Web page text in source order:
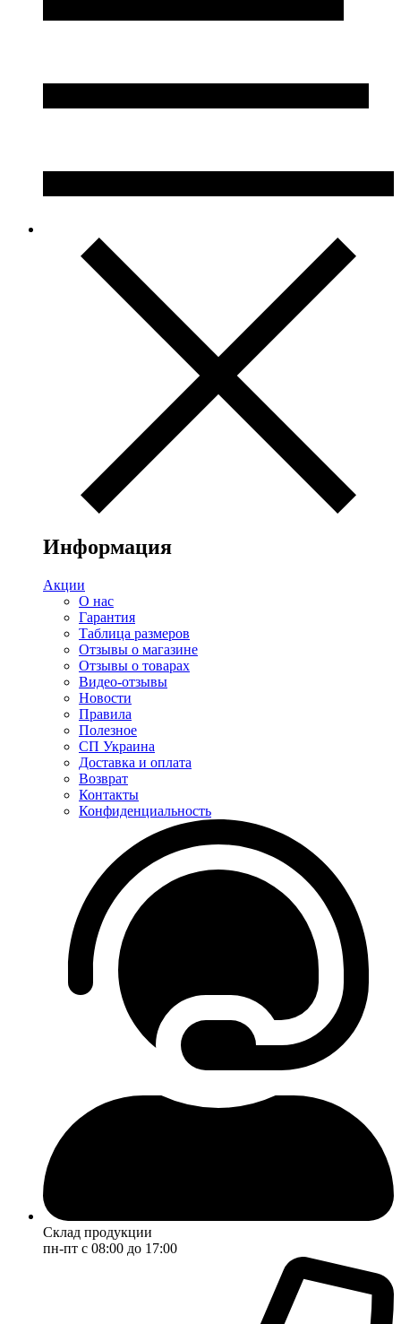
Информация
Акции
О нас
Гарантия
Таблица размеров
Отзывы о магазине
Отзывы о товарах
Видео-отзывы
Новости
Правила
Полезное
СП Украина
Доставка и оплата
Возврат
Контакты
Конфиденциальность
Склад продукции
пн-пт с 08:00 до 17:00